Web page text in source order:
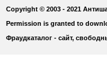
Copyright © 2003 - 2021
Permission is granted to
Фраудкаталог - сайт,